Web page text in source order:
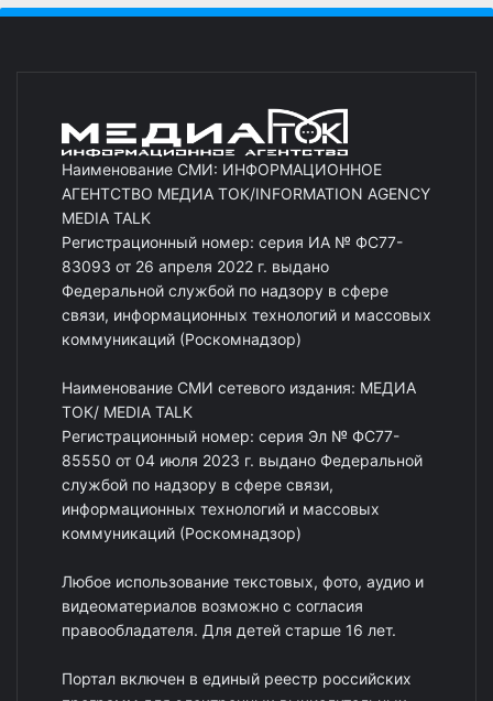
Наименование СМИ: ИНФОРМАЦИОННОЕ
АГЕНТСТВО МЕДИА ТОК/INFORMATION AGENCY
MEDIA TALK
Регистрационный номер: серия ИА № ФС77-
83093 от 26 апреля 2022 г. выдано
Федеральной службой по надзору в сфере
связи, информационных технологий и массовых
коммуникаций (Роскомнадзор)
Наименование СМИ сетевого издания: МЕДИА
ТОК/ MEDIA TALK
Регистрационный номер: серия Эл № ФС77-
85550 от 04 июля 2023 г. выдано Федеральной
службой по надзору в сфере связи,
информационных технологий и массовых
коммуникаций (Роскомнадзор)
Любое использование текстовых, фото, аудио и
видеоматериалов возможно с согласия
правообладателя. Для детей старше 16 лет.
Портал включен в единый реестр российских